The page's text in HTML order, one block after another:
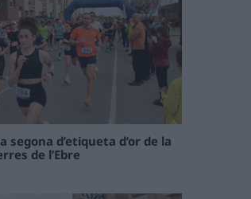
segona d’etiqueta d’or de la
de l’Ebre